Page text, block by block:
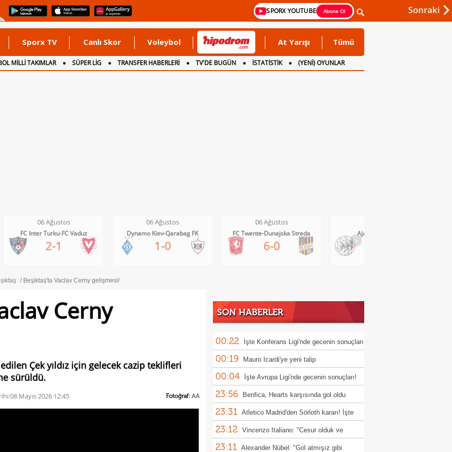
SPORX YOUTUBE Abone Ol
Sporx TV Canlı Skor Voleybol At Yarışı Tümü
MİLLİ TAKIMLAR SÜPER LİG TRANSFER HABERLERİ TV'DE BUGÜN İSTATİSTİK
(YENİ) OYUNLAR
06 Ağustos
Dynamo Kiev-Qarabag FK
1-0
06 Ağustos
FC Twente-Dunajska Streda
6-0
06 Ağustos
Ajax-Shelbourne
3-1
Braga-Dinamo Minsk
>
Beşiktaş'ta Vaclav Cerny gelişmesi!
Cerny
Çek yıldız için gelecek cazip teklifleri
sürüldü.
08 Mayıs 2026 12:45 Fotoğraf: AA
SON HABERLER
00:22 İşte Konferans Ligi'nde gecenin sonuçları
00:19 Mauro Icardi'ye yeni talip
00:04 İşte Avrupa Ligi'nde gecenin sonuçları!
23:56 Benfica, Hearts karşısında gol oldu
yağdı!
23:31 Atletico Madrid'den Sörloth kararı! İşte
istenen rakam
23:12 Vincenzo Italiano: "Cesur olduk ve
kazandık"
23:11 Alexander Nübel: "Gol atmışız gibi